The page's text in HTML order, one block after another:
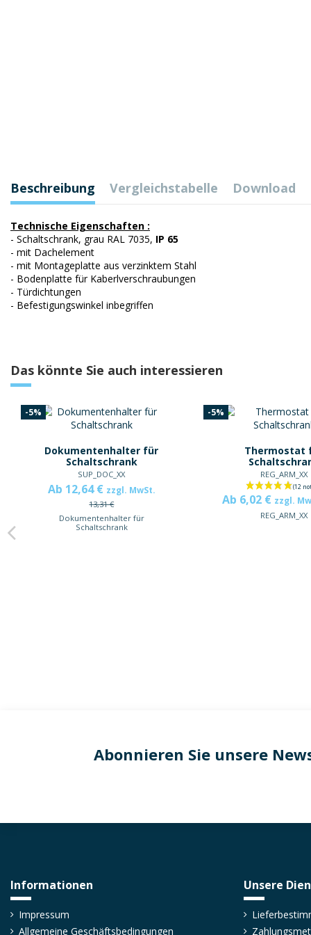
Beschreibung Vergleichstabelle Download
Technische Eigenschaften :
- Schaltschrank, grau RAL 7035, IP 65
- mit Dachelement
- mit Montageplatte aus verzinktem Stahl
- Bodenplatte für Kaberlverschraubungen
- Türdichtungen
- Befestigungswinkel inbegriffen
Das könnte Sie auch interessieren
-5%
Dokumentenhalter für
Schaltschrank
SUP_DOC_XX
Ab 12,64 € zzgl. MwSt.
13,31 €
Dokumentenhalter für
Schaltschrank
-5%
Thermostat
REG_ARM_XX
Ab 6,02 € zzgl.
REG_ARM_XX
Abonnieren Sie unsere
Informationen
Impressum
Allgemeine Geschäftsbedingungen
Unsere